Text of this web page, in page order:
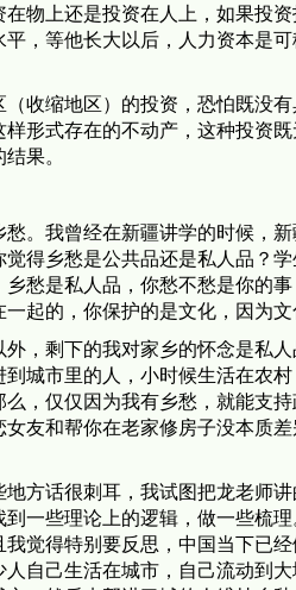
物上还是投资在人上，如果投
，等他长大以后，人力资本是
收缩地区）的投资，恐怕既没
形式存在的不动产，这种投资
果。
。我曾经在新疆讲学的时候，
得乡愁是公共品还是私人品？
愁是私人品，你愁不愁是你的
起的，你保护的是文化，因为文
，剩下的我对家乡的怀念是私
城市里的人，小时候生活在农
，仅仅因为我有乡愁，就能支
友和帮你在老家修房子没本质
方话很刺耳，我试图把龙老师
一些理论上的逻辑，做一些梳
觉得特别要反思，中国当下已
自己生活在城市，自己流动到